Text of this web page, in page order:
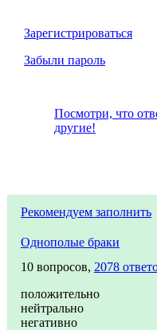
Зарегистрироваться
Забыли пароль
Посмотри, что
другие!
Рекомендуем заполнить
Однополые браки
10 вопросов, 2078
положительно
нейтрально
негативно